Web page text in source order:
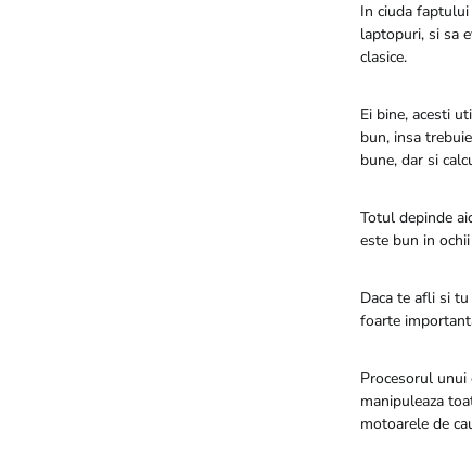
In ciuda
laptopuri, si sa
clasice.
Ei bine, acesti
bun, insa
bune, dar si
Totul depinde
este bun in
Daca te afli si
foarte
Procesorul unui
manipuleaza
motoarele de